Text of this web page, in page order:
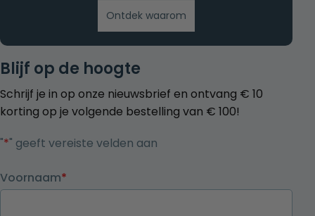
Blijf op de hoogte
Schrijf je in op onze nieuwsbrief en ontvang € 10
korting op je volgende bestelling van € 100!
"*" geeft vereiste velden aan
Voornaam*
Ontdek waarom